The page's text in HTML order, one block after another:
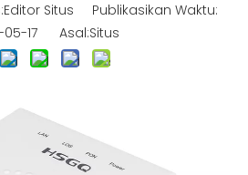
Situs Publikasikan Waktu:
05-17 Asal:Situs